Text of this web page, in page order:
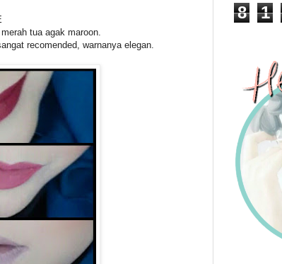
tua agak maroon.
recomended, warnanya elegan.
8 1